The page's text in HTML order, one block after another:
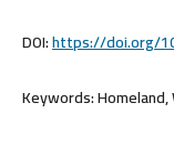
DOI:https://doi.org/
Keywords: